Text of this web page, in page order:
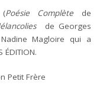
(Poésie Complète de
de Georges
Magloire qui a
Petit Frère